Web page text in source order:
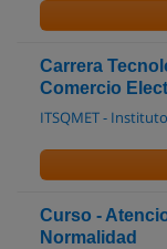
Carrera
Comercio
ITSQMET -
Curso -
Normalidad